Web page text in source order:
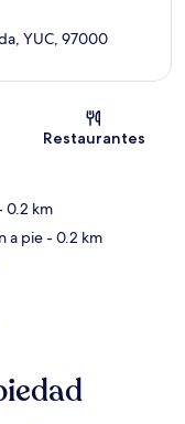
mapa
YUC, 97000
Restaurantes
0.2 km
a pie- 0.2 km